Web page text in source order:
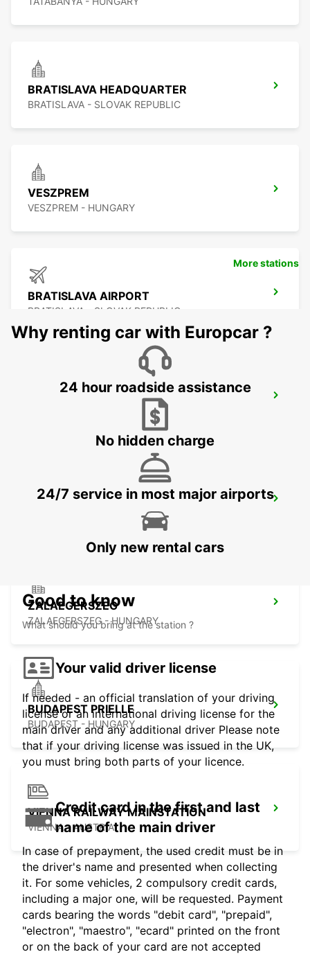
BRATISLAVA HEADQUARTER
BRATISLAVA - SLOVAK REPUBLIC
VESZPREM
VESZPREM - HUNGARY
BRATISLAVA AIRPORT
BRATISLAVA - SLOVAK REPUBLIC
SZEKESFEHERVAR - HUNGARY
VIENNA AIRPORT
ZALAEGERSZEG
ZALAEGERSZEG - HUNGARY
BUDAPEST PRIELLE
BUDAPEST - HUNGARY
VIENNA RAILWAY MAINSTATION
VIENNA - AUSTRIA
More stations
Why renting car with Europcar ?
24 hour roadside assistance
No hidden charge
24/7 service in most major airports
Only new rental cars
Good to know
What should you bring at the station ?
Your valid driver license
If needed - an official translation of your driving
license or an international driving license for the
main driver and any additional driver Please note
that if your driving license was issued in the UK,
you must bring both parts of your licence.
Credit card in the first and last
name of the main driver
In case of prepayment, the used credit must be in
the driver's name and presented when collecting
it. For some vehicles, 2 compulsory credit cards,
including a major one, will be requested. Payment
cards bearing the words "debit card", "prepaid",
"electron", "maestro", "ecard" printed on the front
or on the back of your card are not accepted